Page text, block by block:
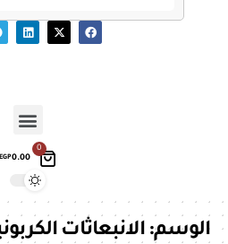
0
EGP0.00
الوسم:الانبعاثات